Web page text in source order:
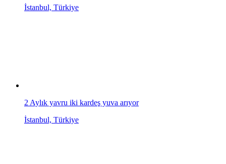
İstanbul, Türkiye
2 Aylık yavru iki kardeş yuva arıyor
İstanbul, Türkiye